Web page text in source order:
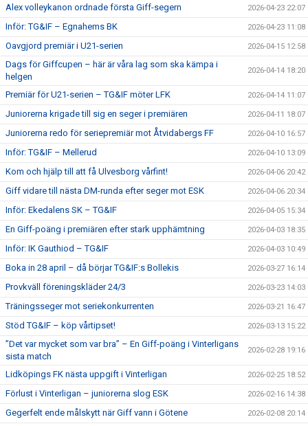
Alex volleykanon ordnade första Giff-segern 2026-04-23 22:07
Inför: TG&IF – Egnahems BK 2026-04-23 11:08
Oavgjord premiär i U21-serien 2026-04-15 12:58
Dags för Giffcupen – här är våra lag som ska kämpa i
helgen
2026-04-14 18:20
Premiär för U21-serien – TG&IF möter LFK 2026-04-14 11:07
Juniorerna krigade till sig en seger i premiären 2026-04-11 18:07
Juniorerna redo för seriepremiär mot Åtvidabergs FF 2026-04-10 16:57
Inför: TG&IF – Mellerud 2026-04-10 13:09
Kom och hjälp till att få Ulvesborg vårfint! 2026-04-06 20:42
Giff vidare till nästa DM-runda efter seger mot ESK 2026-04-06 20:34
Inför: Ekedalens SK – TG&IF 2026-04-05 15:34
En Giff-poäng i premiären efter stark upphämtning 2026-04-03 18:35
Inför: IK Gauthiod – TG&IF 2026-04-03 10:49
Boka in 28 april – då börjar TG&IF:s Bollekis 2026-03-27 16:14
Provkväll föreningskläder 24/3 2026-03-23 14:03
Träningsseger mot seriekonkurrenten 2026-03-21 16:47
Stöd TG&IF – köp vårtipset! 2026-03-13 15:22
”Det var mycket som var bra” – En Giff-poäng i Vinterligans
sista match
2026-02-28 19:16
Lidköpings FK nästa uppgift i Vinterligan 2026-02-25 18:52
Förlust i Vinterligan – juniorerna slog ESK 2026-02-16 14:38
Gegerfelt ende målskytt när Giff vann i Götene 2026-02-08 20:14